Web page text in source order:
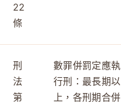
22
條
刑
法
第
數罪併罰定應執
行刑：最長期以
上，各刑期合併